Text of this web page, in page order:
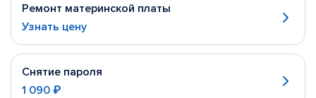
Ремонт материнской платы
Узнать цену
Снятие пароля
1 090 ₽